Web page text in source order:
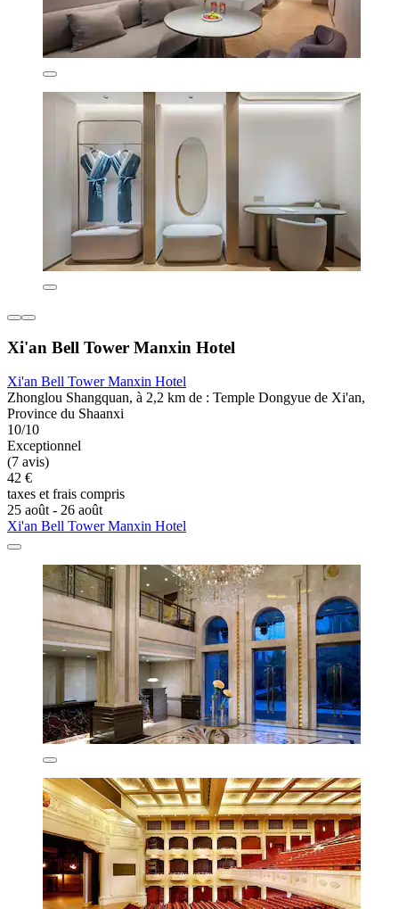
Xi'an Bell Tower Manxin Hotel
Xi'an Bell Tower Manxin Hotel
Zhonglou Shangquan, à 2,2 km de : Temple Dongyue de Xi'an,
Province du Shaanxi
10/10
Exceptionnel
(7 avis)
42 €
taxes et frais compris
25 août - 26 août
Xi'an Bell Tower Manxin Hotel